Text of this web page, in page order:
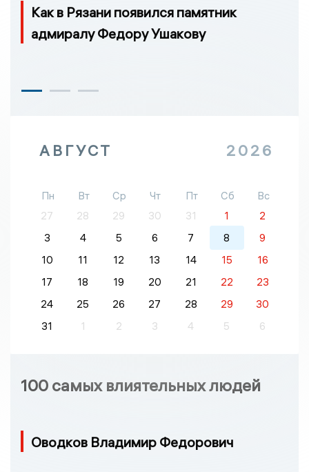
Как в Рязани появился памятник
адмиралу Федору Ушакову
АВГУСТ 2026
Пн Вт Ср Чт Пт Сб
Вс
27
28 29 30 31 1
2
3
4 5 6 7 8
9
10
11 12 13 14 15
16
17
18 19 20 21 22
23
24
25 26 27 28 29
30
31
1 2 3 4 5 6
100 самых влиятельных людей
Оводков Владимир Федорович